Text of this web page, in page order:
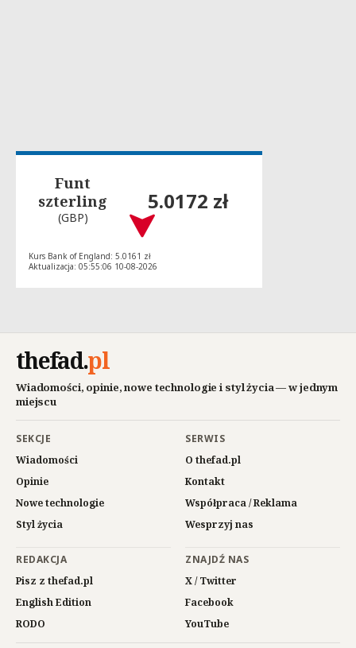
Funt
szterling
(GBP)
5.0172 zł
Kurs Bank of England: 5.0161 zł
Aktualizacja: 05:55:06 10-08-2026
thefad.pl
Wiadomości, opinie, nowe technologie i styl życia — w jednym
miejscu
SEKCJE
Wiadomości
Opinie
Nowe technologie
Styl życia
SERWIS
O thefad.pl
Kontakt
Współpraca / Reklama
Wesprzyj nas
REDAKCJA
Pisz z thefad.pl
English Edition
RODO
ZNAJDŹ NAS
X / Twitter
Facebook
YouTube